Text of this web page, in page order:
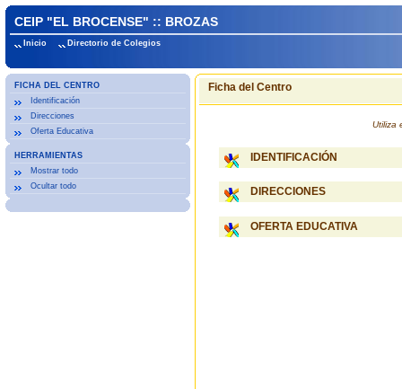
CEIP "EL BROCENSE" :: BROZAS
Inicio Directorio de Colegios
FICHA DEL CENTRO
Identificación
Direcciones
Oferta Educativa
HERRAMIENTAS
Mostrar todo
Ocultar todo
Ficha del Centro
Utiliza
IDENTIFICACIÓN
DIRECCIONES
OFERTA EDUCATIVA